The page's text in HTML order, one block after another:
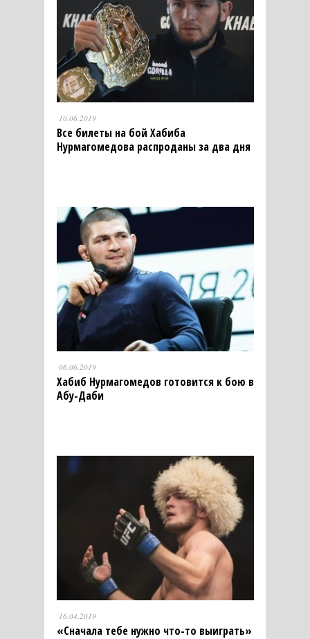
10.06.2019
Все билеты на бой Хабиба
Нурмагомедова распроданы за два дня
06.06.2019
Хабиб Нурмагомедов готовится к бою в
Абу-Даби
16.04.2019
«Сначала тебе нужно что-то выиграть»